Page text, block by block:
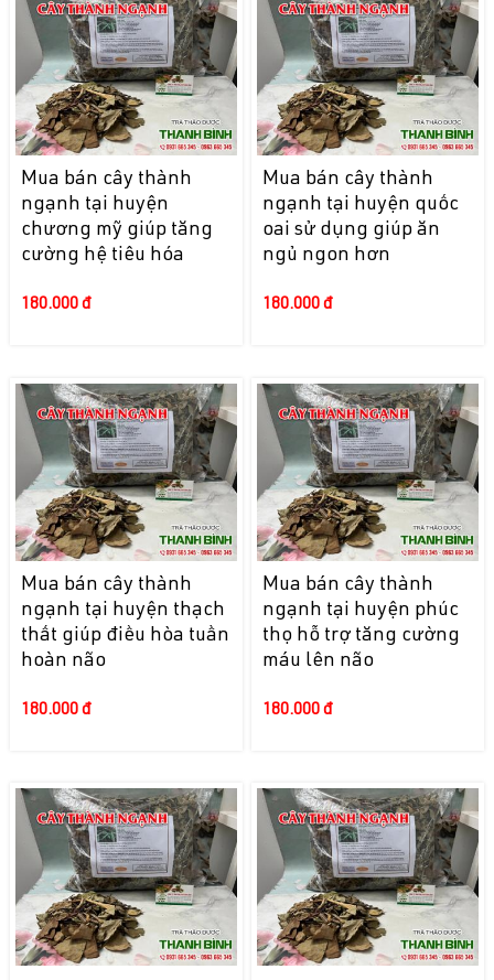
Mua bán cây thành
ngạnh tại huyện
chương mỹ giúp tăng
cường hệ tiêu hóa
180.000 đ
Mua bán cây thành
ngạnh tại huyện quốc
oai sử dụng giúp ăn
ngủ ngon hơn
180.000 đ
Mua bán cây thành
ngạnh tại huyện thạch
thất giúp điều hòa tuần
hoàn não
180.000 đ
Mua bán cây thành
ngạnh tại huyện phúc
thọ hỗ trợ tăng cường
máu lên não
180.000 đ